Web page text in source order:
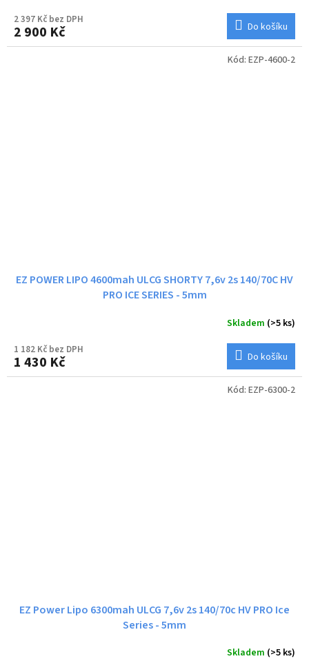
2 397 Kč bez DPH
2 900 Kč Do košíku
EZ POWER LIPO 4600mah ULCG SHORTY 7,6v 2s 140/70C HV
PRO ICE SERIES - 5mm
Skladem (>5 ks)
1 182 Kč bez DPH
1 430 Kč Do košíku
Kód: EZP-4600-2
EZ Power Lipo 6300mah ULCG 7,6v 2s 140/70c HV PRO Ice
Series - 5mm
Skladem (>5 ks)
Kód: EZP-6300-2